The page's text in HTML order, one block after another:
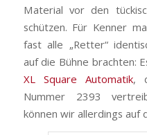
Material vor den
schützen. Für Kenner
fast alle „Retter“
auf die Bühne brachten:
XL Square Automatik,
Nummer 2393
können wir allerdings auf